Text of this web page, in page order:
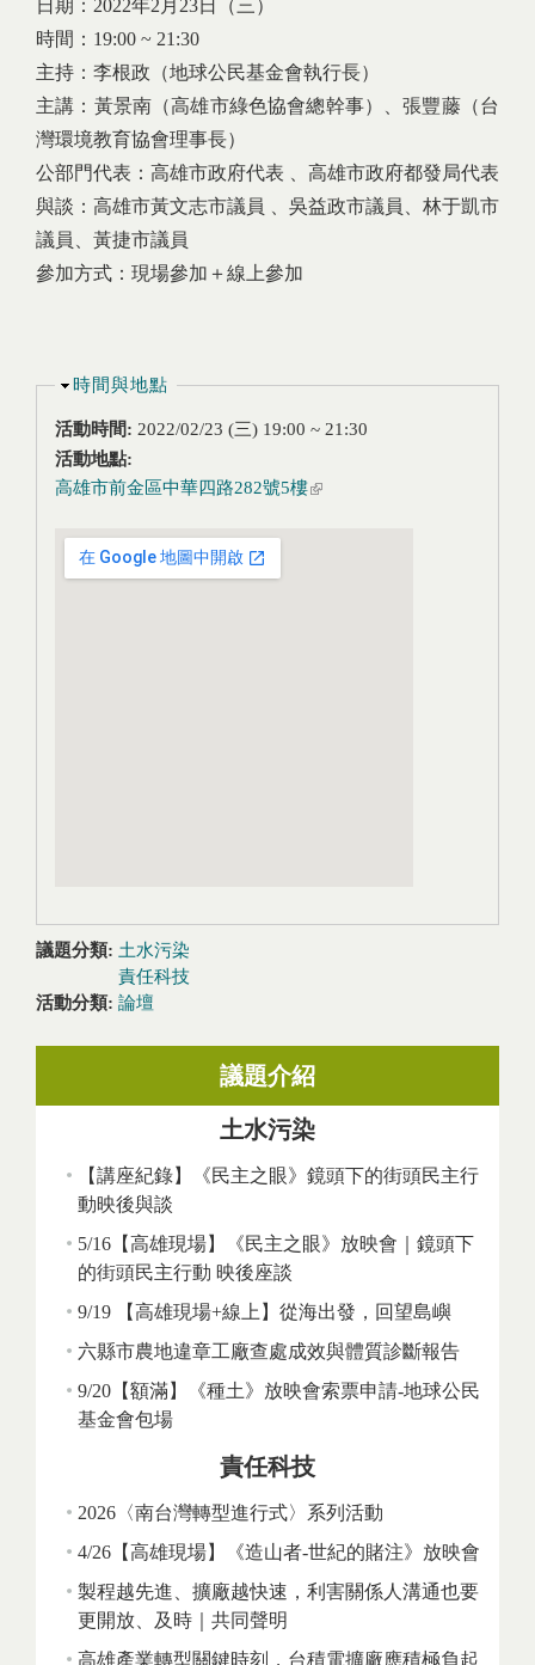
日期：2022年2月23日（三）
時間：19:00 ~ 21:30
主持：李根政（地球公民基金會執行長）
主講：黃景南（高雄市綠色協會總幹事）、張豐藤（台
灣環境教育協會理事長）
公部門代表：高雄市政府代表 、高雄市政府都發局代表
與談：高雄市黃文志市議員 、吳益政市議員、林于凱市
議員、黃捷市議員
參加方式：現場參加＋線上參加
隱藏
時間與地點
活動時間: 2022/02/23 (三) 19:00 ~ 21:30
活動地點:
高雄市前金區中華四路282號5樓(link is external)
議題分類: 土水污染
責任科技
活動分類: 論壇
議題介紹
土水污染
【講座紀錄】《民主之眼》鏡頭下的街頭民主行
動映後與談
5/16【高雄現場】《民主之眼》放映會｜鏡頭下
的街頭民主行動 映後座談
9/19 【高雄現場+線上】從海出發，回望島嶼
六縣市農地違章工廠查處成效與體質診斷報告
9/20【額滿】《種土》放映會索票申請-地球公民
基金會包場
責任科技
2026〈南台灣轉型進行式〉系列活動
4/26【高雄現場】《造山者-世紀的賭注》放映會
製程越先進、擴廠越快速，利害關係人溝通也要
更開放、及時｜共同聲明
高雄產業轉型關鍵時刻，台積電擴廠應積極負起